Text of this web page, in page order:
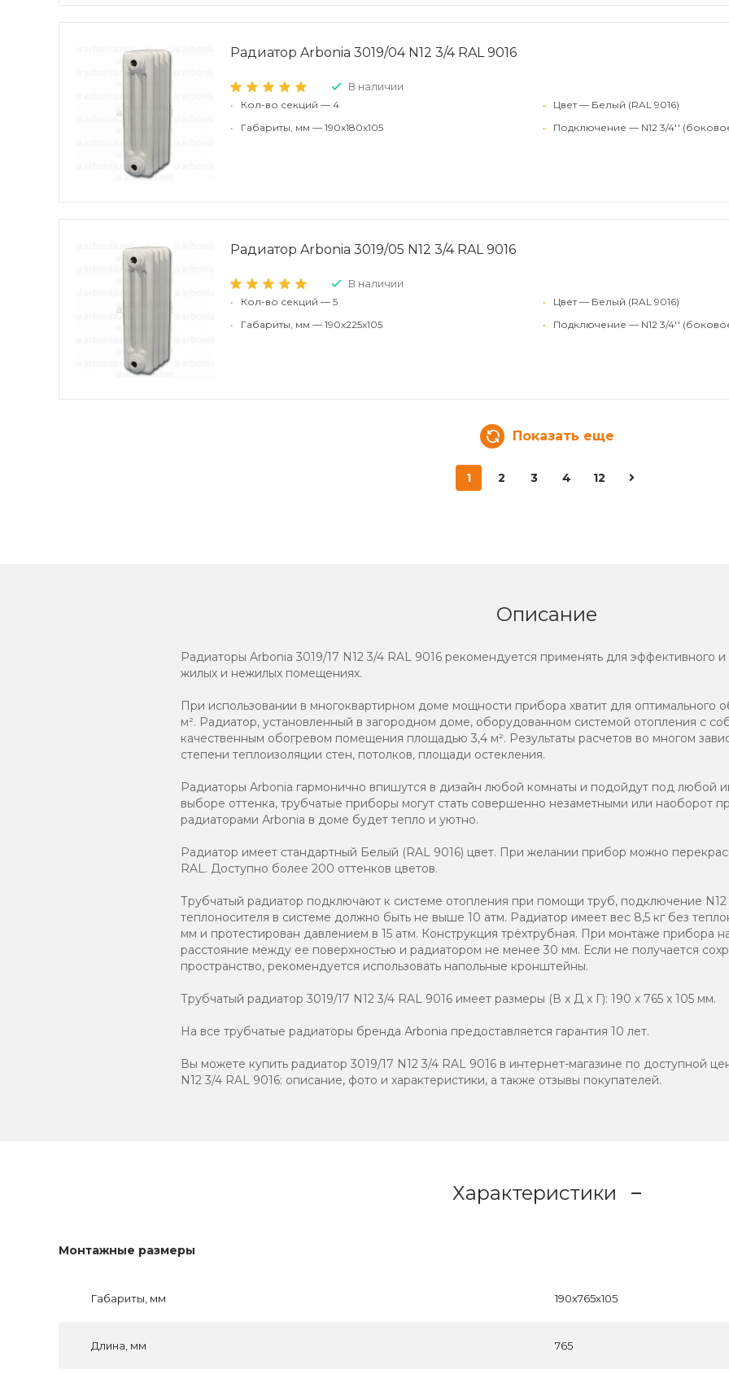
Радиатор Arbonia 3019/04 N12 3/4 RAL 9016
В наличии
•
Кол-во секций — 4
•
Габариты, мм — 190x180x105
•
Цвет — Белый (RAL 9016)
•
Подключение — N12 3/4''
Радиатор Arbonia 3019/05 N12 3/4 RAL 9016
В наличии
•
Кол-во секций — 5
•
Габариты, мм — 190x225x105
•
Цвет — Белый (RAL 9016)
•
Подключение — N12 3/4''
Показать еще
1 2 3 4 12
Описание
Радиаторы Arbonia 3019/17 N12 3/4 RAL 9016 рекомендуется применять для эффективного
жилых и нежилых помещениях.
При использовании в многоквартирном доме мощности прибора хватит для оптимального
м². Радиатор, установленный в загородном доме, оборудованном системой отопления с
качественным обогревом помещения площадью 3,4 м². Результаты расчетов во многом
степени теплоизоляции стен, потолков, площади остекления.
Радиаторы Arbonia гармонично впишутся в дизайн любой комнаты и подойдут под любой
выборе оттенка, трубчатые приборы могут стать совершенно незаметными или наоборот
радиаторами Аrbonia в доме будет тепло и уютно.
Радиатор имеет стандартный Белый (RAL 9016) цвет. При желании прибор можно
RAL. Доступно более 200 оттенков цветов.
Трубчатый радиатор подключают к системе отопления при помощи труб, подключение
теплоносителя в системе должно быть не выше 10 атм. Радиатор имеет вес 8,5 кг без
мм и протестирован давлением в 15 атм. Конструкция трёхтрубная. При монтаже прибора
расстояние между ее поверхностью и радиатором не менее 30 мм. Если не получается
пространство, рекомендуется использовать напольные кронштейны.
Трубчатый радиатор 3019/17 N12 3/4 RAL 9016 имеет размеры (В x Д x Г): 190 x 765 x 105 мм.
На все трубчатые радиаторы бренда Аrbonia предоставляется гарантия 10 лет.
Вы можете купить радиатор 3019/17 N12 3/4 RAL 9016 в интернет-магазине по доступной
N12 3/4 RAL 9016: описание, фото и характеристики, а также отзывы покупателей.
Характеристики
Монтажные размеры
Габариты, мм 190x765x105
Длина, мм 765